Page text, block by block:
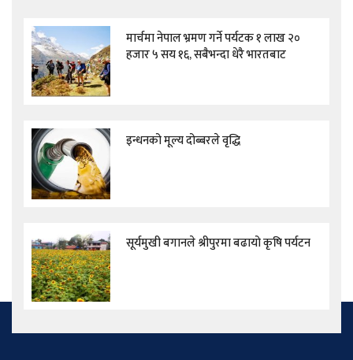
मार्चमा नेपाल भ्रमण गर्ने पर्यटक १ लाख २०
हजार ५ सय १६, सबैभन्दा धेरै भारतबाट
इन्धनको मूल्य दोब्बरले वृद्धि
सूर्यमुखी बगानले श्रीपुरमा बढायो कृषि पर्यटन